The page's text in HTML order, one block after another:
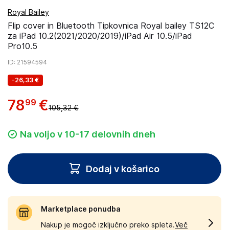
Royal Bailey
Flip cover in Bluetooth Tipkovnica Royal bailey TS12C
za iPad 10.2(2021/2020/2019)/iPad Air 10.5/iPad
Pro10.5
ID: 21594594
-26,33 €
7899 €105,32 €
Na voljo v 10-17 delovnih dneh
Dodaj v košarico
Marketplace ponudba
Nakup je mogoč izključno preko spleta.Več